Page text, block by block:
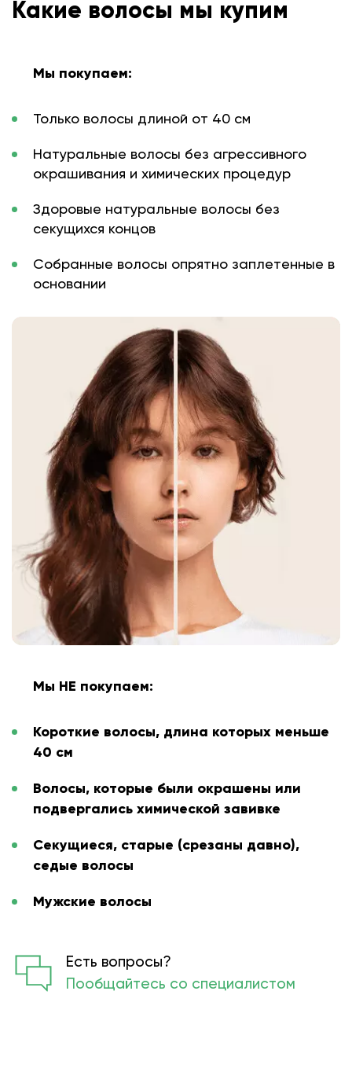
Какие волосы мы купим
Мы покупаем:
Только волосы длиной от 40 см
Натуральные волосы без агрессивного
окрашивания и химических процедур
Здоровые натуральные волосы без
секущихся концов
Собранные волосы опрятно заплетенные в
основании
Мы НЕ покупаем:
Короткие волосы, длина которых меньше
40 см
Волосы, которые были окрашены или
подвергались химической завивке
Секущиеся, старые (срезаны давно),
седые волосы
Мужские волосы
Есть вопросы?
Пообщайтесь со специалистом